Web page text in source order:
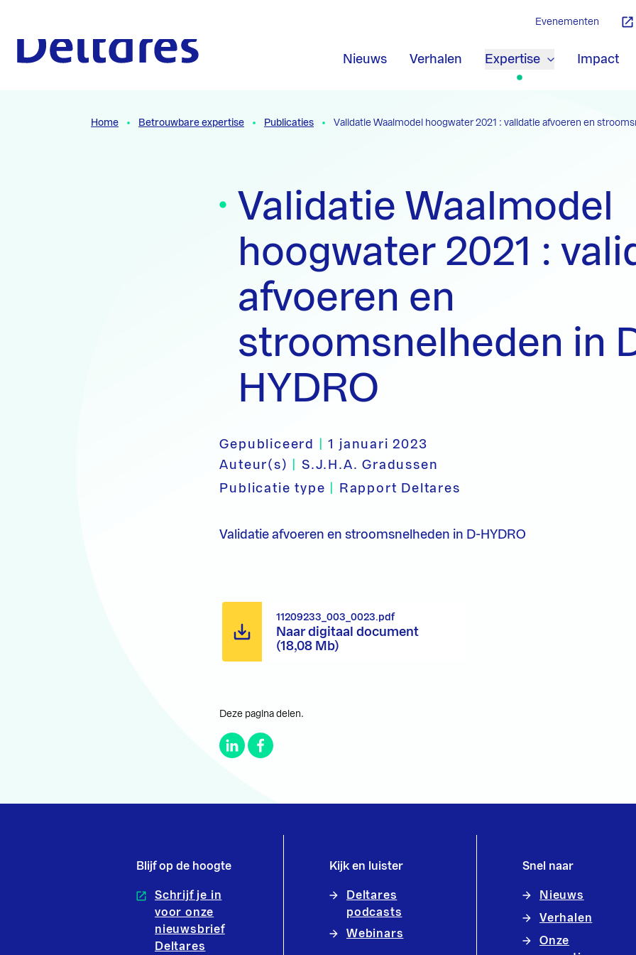
Nieuws Verhalen Expertise Impact
Evenementen
Home Betrouwbare expertise Publicaties Validatie Waalmodel hoogwater 2021 : validatie afvoeren en
Validatie Waalmodel
hoogwater 2021 :
afvoeren en
stroomsnelheden in
HYDRO
Gepubliceerd |1 januari 2023
Auteur(s)
S.J.H.A. Gradussen
Publicatie type
Rapport Deltares
Validatie afvoeren en stroomsnelheden in D-HYDRO
Naar digitaal document
(18,08 Mb)
11209233_003_0023.pdf
Deze pagina delen.
Blijf op de hoogte
Schrijf je in
voor onze
nieuwsbrief
Deltares
Kijk en luister
Deltares
podcasts
Webinars
Snel naar
Nieuws
Verhalen
Onze